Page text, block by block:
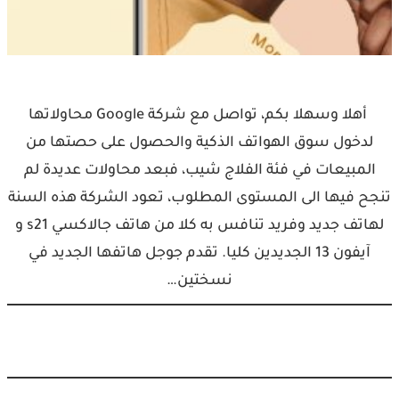
‏أهلا وسهلا بكم، ‏تواصل مع شركة ‫Google‬ محاولاتها
لدخول سوق الهواتف الذكية والحصول على حصتها من
المبيعات في فئة الفلاج شيب، فبعد محاولات عديدة لم
تنجح فيها الى المستوى المطلوب، تعود الشركة هذه السنة
لهاتف جديد وفريد تنافس به كلا من هاتف جالاكسي s21 و
آيفون 13 الجديدين كليا. تقدم جوجل هاتفها الجديد في
نسختين…